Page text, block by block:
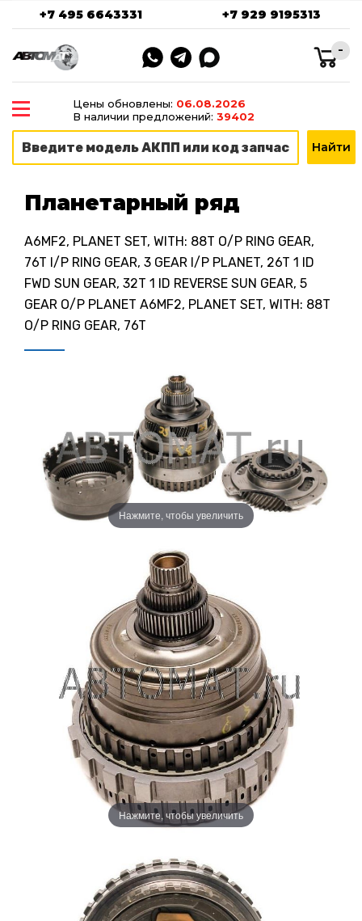
+7 495 6643331 +7 929 9195313
-
Цены обновлены: 06.08.2026
В наличии предложений: 39402
Планетарный ряд
A6MF2, PLANET SET, WITH: 88T O/P RING GEAR,
76T I/P RING GEAR, 3 GEAR I/P PLANET, 26T 1 ID
FWD SUN GEAR, 32T 1 ID REVERSE SUN GEAR, 5
GEAR O/P PLANET A6MF2, PLANET SET, WITH: 88T
O/P RING GEAR, 76T
Нажмите, чтобы увеличить
Нажмите, чтобы увеличить